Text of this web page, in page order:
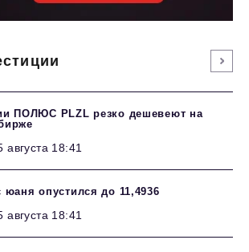
ПОЛЮС PLZL резко дешевеют на
августа 18:41
юаня опустился до 11,4936
августа 18:41